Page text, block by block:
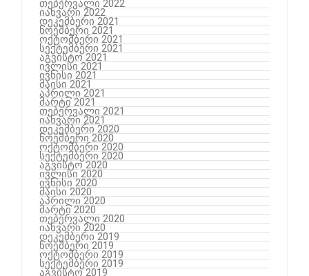
თებერვალი 2022
იანვარი 2022
დეკემბერი 2021
ნოემბერი 2021
ოქტომბერი 2021
სექტემბერი 2021
აგვისტო 2021
ივლისი 2021
ივნისი 2021
მაისი 2021
აპრილი 2021
მარტი 2021
თებერვალი 2021
იანვარი 2021
დეკემბერი 2020
ნოემბერი 2020
ოქტომბერი 2020
სექტემბერი 2020
აგვისტო 2020
ივლისი 2020
ივნისი 2020
მაისი 2020
აპრილი 2020
მარტი 2020
თებერვალი 2020
იანვარი 2020
დეკემბერი 2019
ნოემბერი 2019
ოქტომბერი 2019
სექტემბერი 2019
აგვისტო 2019